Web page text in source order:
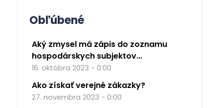
Obľúbené
Aký zmysel má zápis do zoznamu
hospodárskych subjektov...
16. októbra 2023 - 0:00
Ako získať verejné zákazky?
27. novembra 2023 - 0:00